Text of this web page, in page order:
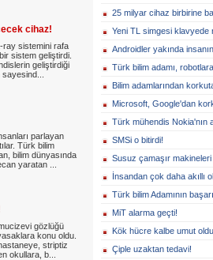
cihaz!
ray sistemini rafa
sistem geliştirdi.
geliştirdiği
parlayan
Türk bilim
bilim dünyasında
yaratan ...
gözlüğü
konu oldu.
striptiz
okullara, b...
25 milyar cihaz birbirine
Yeni TL simgesi klavyede
Androidler yakında
Türk bilim adamı,
Bilim adamlarından
Microsoft, Google'dan
Türk mühendis Nokia'nın
SMSi o bitirdi!
Susuz çamaşır
İnsandan çok daha akıllı
Türk bilim Adamının
MiT alarma geçti!
Kök hücre kalbe umut
Çiple uzaktan tedavi!